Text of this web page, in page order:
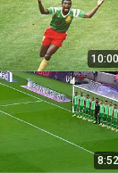
10:00
8:52